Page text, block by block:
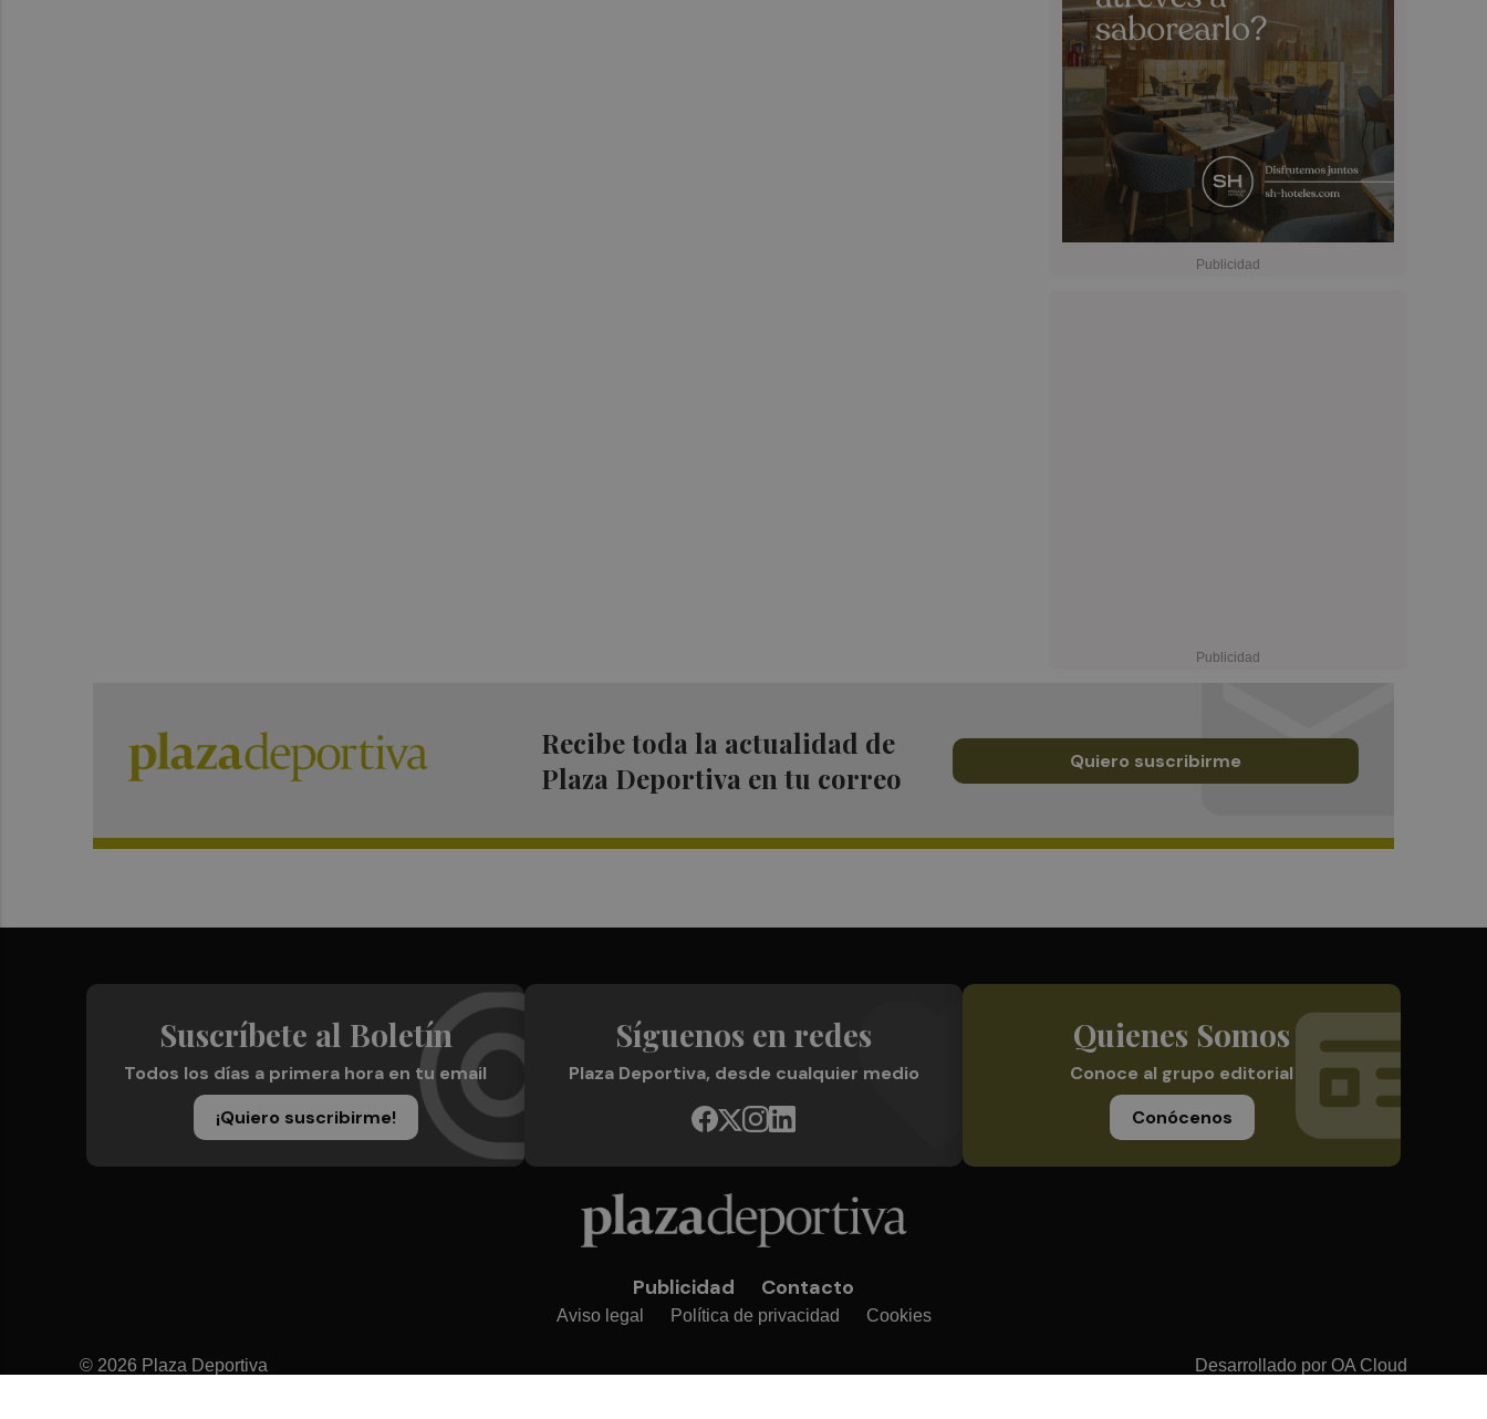
Recibe toda la actualidad de
Plaza Deportiva en tu correo
Quiero suscribirme
Suscríbete al Boletín
Todos los días a primera hora en tu email
¡Quiero suscribirme!
Síguenos en redes
Plaza Deportiva, desde cualquier medio
Quienes Somos
Conoce al grupo editorial
Conócenos
Publicidad Contacto
Aviso legal Política de privacidad Cookies
© 2026 Plaza Deportiva Desarrollado por OA Cloud